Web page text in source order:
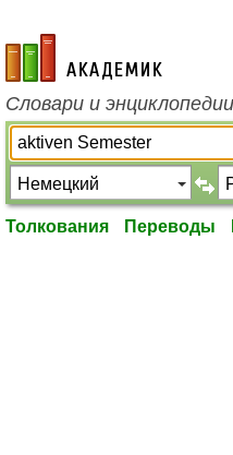
academic.ru
Словари и
Толкования Переводы